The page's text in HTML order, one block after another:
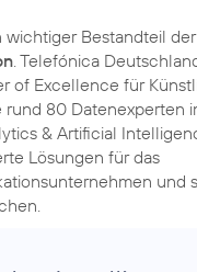
wichtiger Bestandteil der
. Telefónica
of Excellence für
rund 80 Datenexperten
& Artificial
Lösungen für das
und